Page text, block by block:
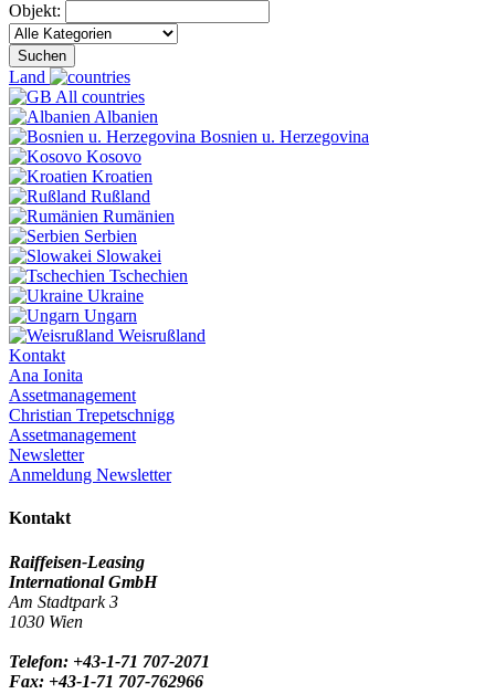
Objekt:
Suchen
Land
All countries
Albanien
Bosnien u. Herzegovina
Kosovo
Kroatien
Rußland
Rumänien
Serbien
Slowakei
Tschechien
Ukraine
Ungarn
Weisrußland
Kontakt
Ana Ionita
Assetmanagement
Christian Trepetschnigg
Assetmanagement
Newsletter
Anmeldung Newsletter
Kontakt
Raiffeisen-Leasing
International GmbH
Am Stadtpark 3
1030 Wien
Telefon: +43-1-71 707-2071
Fax: +43-1-71 707-762966